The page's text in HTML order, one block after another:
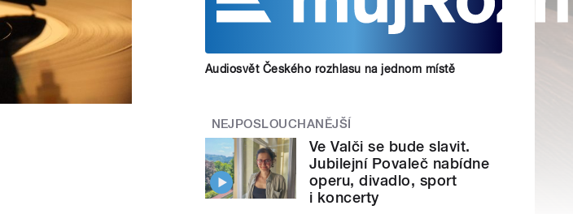
Audiosvět Českého rozhlasu na jednom místě
NEJPOSLOUCHANĚJŠÍ
Ve Valči se bude slavit.
Jubilejní Povaleč nabídne
operu, divadlo, sport
i koncerty